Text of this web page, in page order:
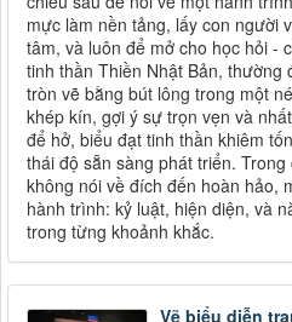
mực làm nền tảng, lấy con người
tâm, và luôn để mở cho học hỏi -
tinh thần Thiền Nhật Bản, thường
tròn vẽ bằng bút lông trong một
khép kín, gợi ý sự trọn vẹn và
để hở, biểu đạt tinh thần khiêm
thái độ sẵn sàng phát triển.
không nói về đích đến hoàn hảo,
hành trình: kỷ luật, hiện diện, và
trong từng khoảnh khắc.
Vẽ biểu diễn